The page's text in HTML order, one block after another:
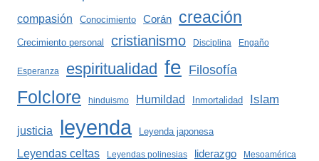
compasión Conocimiento Corán creación
Crecimiento personal cristianismo Disciplina Engaño
Esperanza espiritualidad fe Filosofía
Folclore hinduismo Humildad Inmortalidad Islam
justicia leyenda Leyenda japonesa
Leyendas celtas Leyendas polinesias liderazgo Mesoamérica